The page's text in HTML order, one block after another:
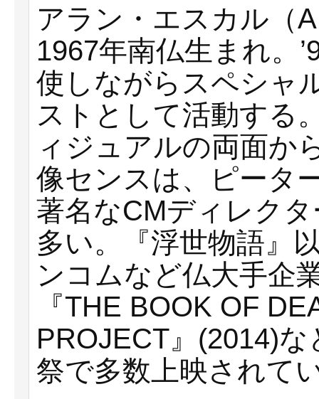
アラン・エスカル（
1967年南仏生まれ。
使しながらスペシャ
ストとして活動する
ィジュアルの両面か
像センスは、ピータ
著名なCMディレク
多い。『浮世物語』
ンコムなど仏大手企
『THE BOOK OF
PROJECT』(2014)
祭で多数上映されて